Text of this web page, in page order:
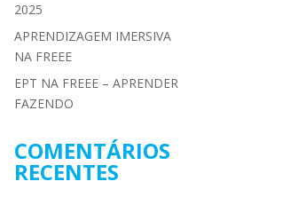
2025
APRENDIZAGEM IMERSIVA
NA FREEE
EPT NA FREEE – APRENDER
FAZENDO
COMENTÁRIOS
RECENTES